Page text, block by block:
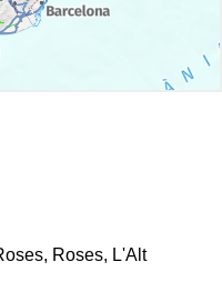
Roses, L'Alt